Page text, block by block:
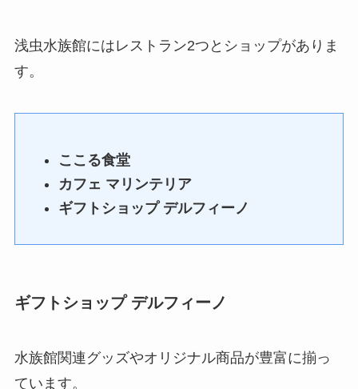
浅虫水族館にはレストラン2つとショップがありま
す。
ここる食堂
カフェ マリンテリア
ギフトショップ デルフィーノ
ギフトショップ デルフィーノ
水族館関連グッズやオリジナル商品が豊富に揃っ
ています。